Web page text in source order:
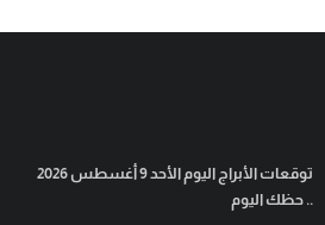
توقعات الأبراج اليوم الأحد 9 أغسطس 2026
.. حظك اليوم